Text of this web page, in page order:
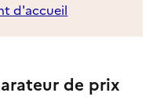
d'accueil
de prix